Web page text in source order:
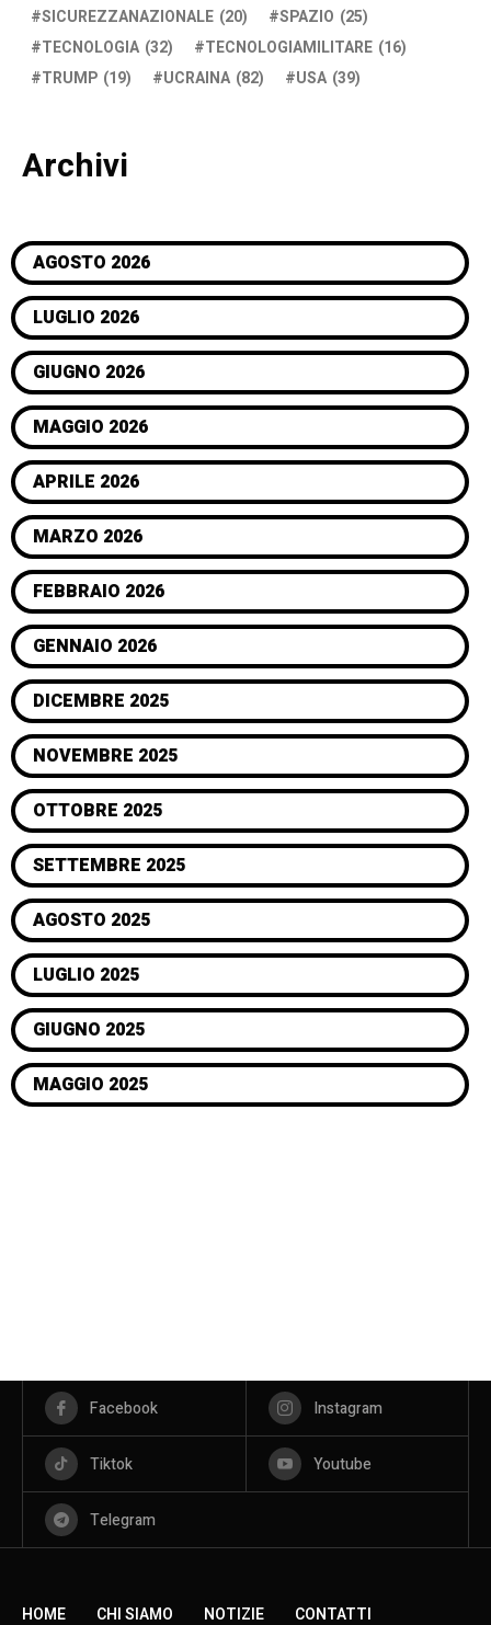
SICUREZZANAZIONALE (20) SPAZIO (25)
TECNOLOGIA (32) TECNOLOGIAMILITARE (16)
TRUMP (19) UCRAINA (82) USA (39)
Archivi
AGOSTO 2026
LUGLIO 2026
GIUGNO 2026
MAGGIO 2026
APRILE 2026
MARZO 2026
FEBBRAIO 2026
GENNAIO 2026
DICEMBRE 2025
NOVEMBRE 2025
OTTOBRE 2025
SETTEMBRE 2025
AGOSTO 2025
LUGLIO 2025
GIUGNO 2025
MAGGIO 2025
Facebook Instagram
Tiktok Youtube
Telegram
HOME CHI SIAMO NOTIZIE CONTATTI